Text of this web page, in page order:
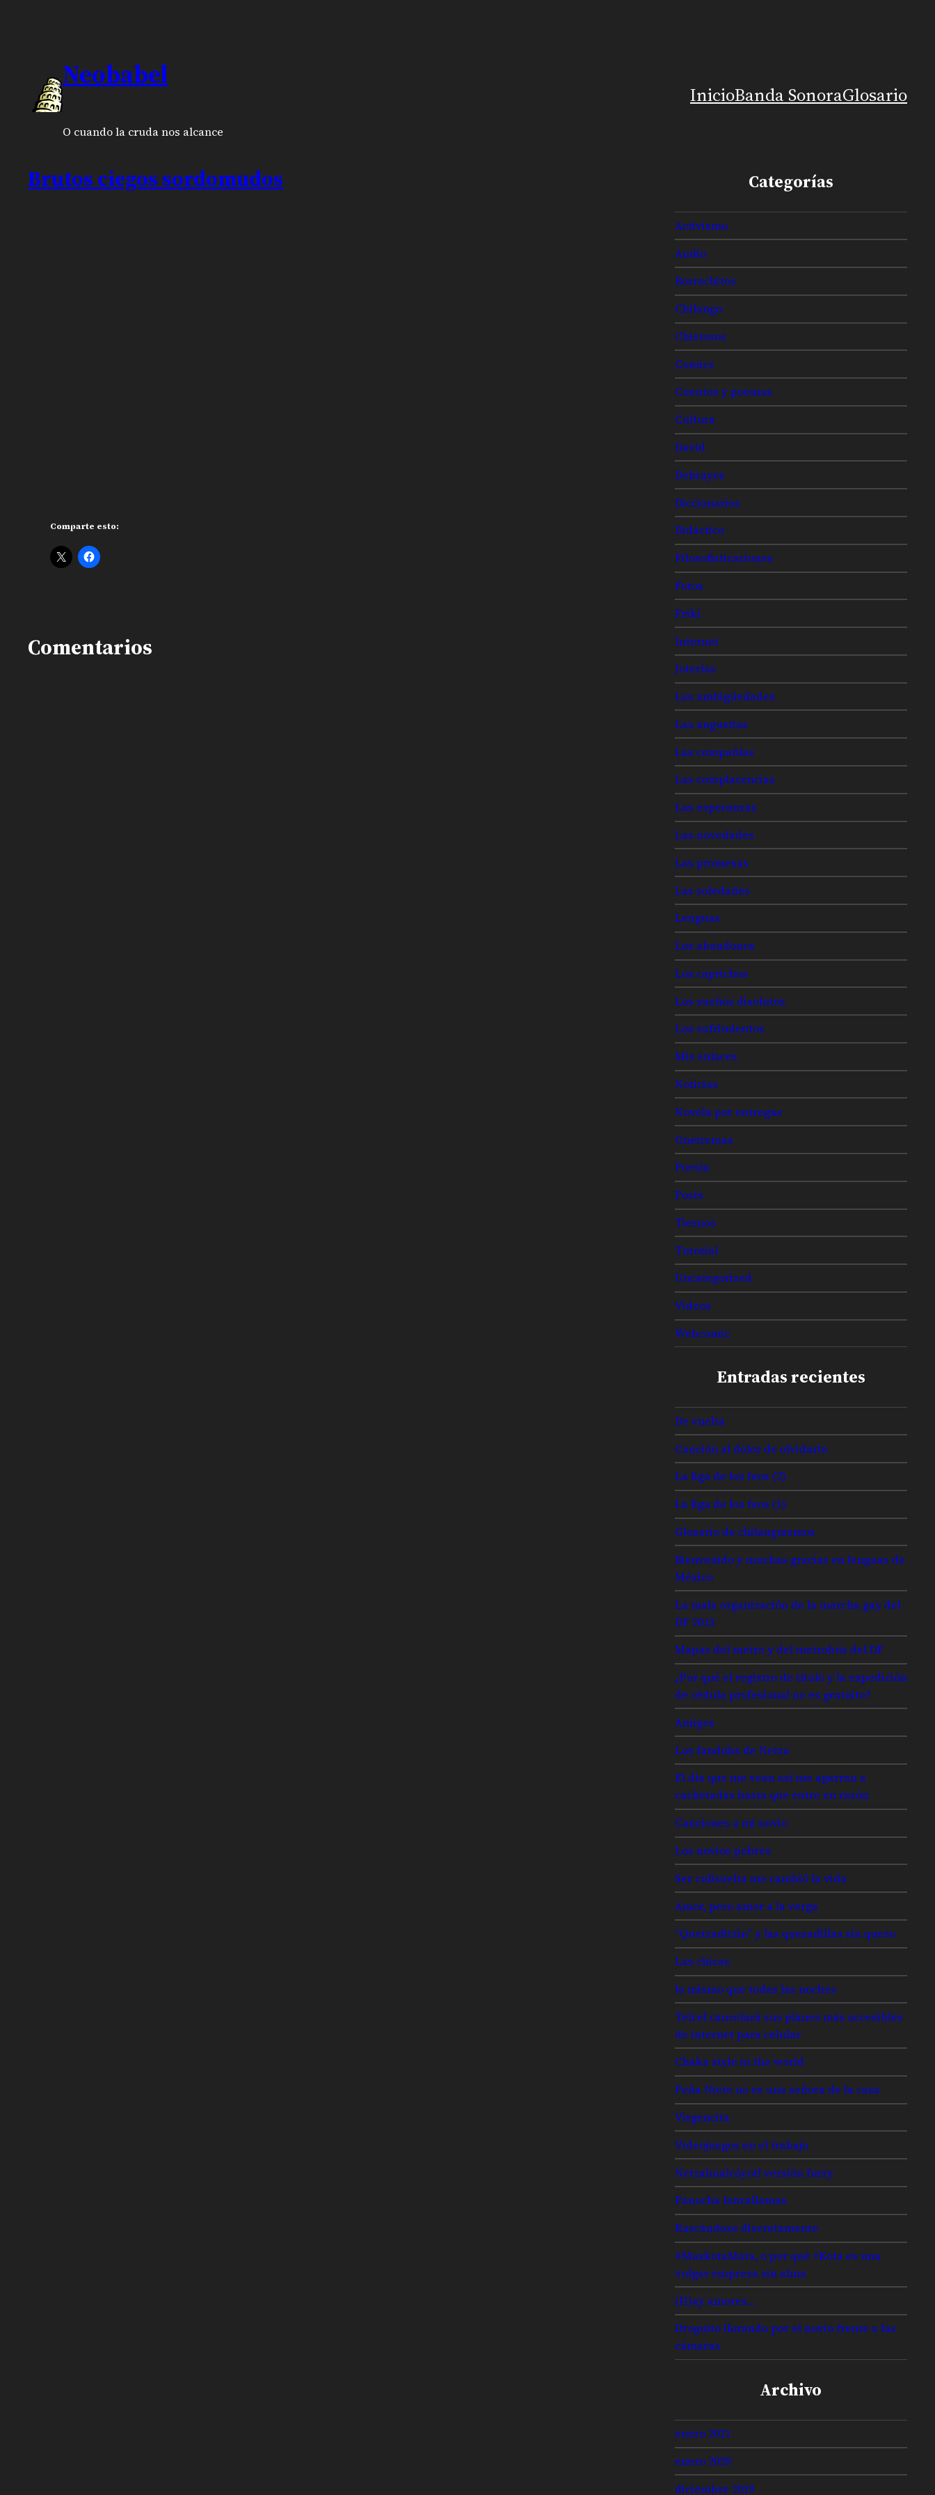
Neobabel
O cuando la cruda nos alcance
InicioBanda SonoraGlosario
Brutos ciegos sordomudos
Comparte esto:
Comentarios
Categorías
Activismo
Audio
Borrachitos
Chilango
Chistosos
Comics
Cuentos y poemas
Cultura
David
Debrayes
Diccionarios
Didáctico
Filosofisticaciones
Fotos
Friki
Internet
Joterías
Las ambigüedades
Las angustias
Las compañías
Las complacencias
Las esperanzas
Las novedades
Las promesas
Las soledades
Lenguas
Los abandonos
Los caprichos
Los sueños disolutos
Los sufrimientos
Mis enlaces
Noticias
Novela por entregas
Oneiremas
Poesía
Posts
Tiernos
Tutorial
Uncategorized
Videos
Webcomic
Entradas recientes
De vuelta
Canción al dolor de olvidarte
La liga de los feos (2)
La liga de los feos (1)
Glosario de chilanguismos
Bienvenido y muchas gracias en lenguas de
México
La mala organización de la marcha gay del
DF 2013
Mapas del metro y del metrobús del DF
¿Por qué el registro de título y la expedición
de cédula profesional no es gratuito?
Amigos
Los fandubs de Netza
El día que me vean así me agarran a
cachetadas hasta que entre en razón
Canciones a mi novio
Los novios pobres
Ser culisuelta me cambió la vida
Amor, pero amor a la verga
“Quetzaditzin” y las quesadillas sin queso
Las chicas
lo mismo que todas las noches
Telcel cancelará sus planes más accesibles
de internet para celular
Chaka style in the world
Peña Nieto no es una señora de la casa
Virgencita
Videojuegos en el trabajo
Netzahualcóyotl versión furry
Panocha lanzallamas
Rascándose discretamente
#MaskotaMata, o por qué +Kota es una
vulgar empresa sin alma
(H)ay amores…
Droguito llorando por el novio frente a las
cámaras
Archivo
enero 2021
enero 2020
diciembre 2019